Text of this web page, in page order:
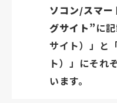
ソコン/スマー
グサイト”に
サイト）」と
ト）」にそれ
います。